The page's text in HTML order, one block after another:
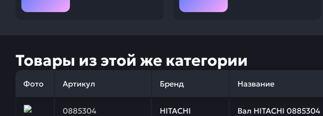
Товары из этой же категории
Фото Артикул Бренд Название
0885304 HITACHI Вал HITACHI 0885304
Заказывая запчасти у нас, вы получаете гарантию качества и